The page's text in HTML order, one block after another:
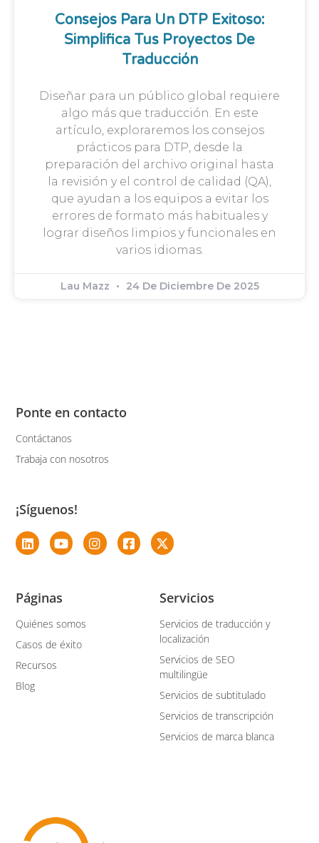
Consejos Para Un DTP Exitoso:
Simplifica Tus Proyectos De
Traducción
Diseñar para un público global requiere
algo más que traducción. En este
artículo, exploraremos los consejos
prácticos para DTP, desde la
preparación del archivo original hasta
la revisión y el control de calidad (QA),
que ayudan a los equipos a evitar los
errores de formato más habituales y
lograr diseños limpios y funcionales en
varios idiomas.
Lau Mazz 24 De Diciembre De 2025
Servicios
Servicios de traducción y
localización
Servicios de SEO
multilingüe
Servicios de subtitulado
Servicios de transcripción
Servicios de marca blanca
Páginas
Quiénes somos
Casos de éxito
Recursos
Blog
Ponte en contacto
Contáctanos
Trabaja con nosotros
¡Síguenos!